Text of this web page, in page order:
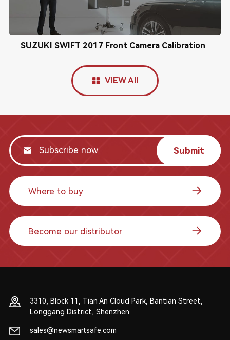
SUZUKI SWIFT 2017 Front Camera Calibration
VIEW All
Submit
Where to buy
Become our distributor
3310, Block 11, Tian An Cloud Park, Bantian Street,
Longgang District, Shenzhen
sales@newsmartsafe.com